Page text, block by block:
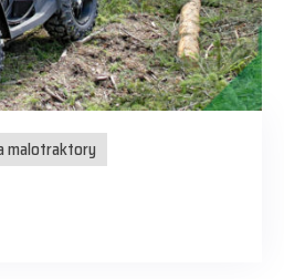
malotraktory